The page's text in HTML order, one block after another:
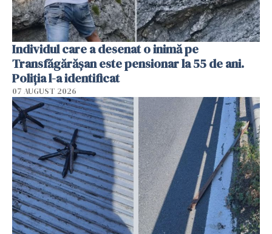
Individul care a desenat o inimă pe
Transfăgărășan este pensionar la 55 de ani.
Poliția l-a identificat
07 AUGUST 2026